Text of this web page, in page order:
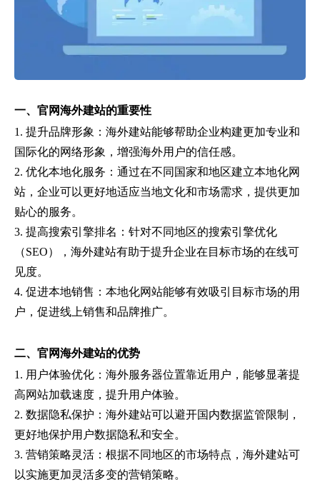
一、官网海外建站的重要性
1. 提升品牌形象：海外建站能够帮助企业构建更加专业和
国际化的网络形象，增强海外用户的信任感。
2. 优化本地化服务：通过在不同国家和地区建立本地化网
站，企业可以更好地适应当地文化和市场需求，提供更加
贴心的服务。
3. 提高搜索引擎排名：针对不同地区的搜索引擎优化
（SEO），海外建站有助于提升企业在目标市场的在线可
见度。
4. 促进本地销售：本地化网站能够有效吸引目标市场的用
户，促进线上销售和品牌推广。
二、官网海外建站的优势
1. 用户体验优化：海外服务器位置靠近用户，能够显著提
高网站加载速度，提升用户体验。
2. 数据隐私保护：海外建站可以避开国内数据监管限制，
更好地保护用户数据隐私和安全。
3. 营销策略灵活：根据不同地区的市场特点，海外建站可
以实施更加灵活多变的营销策略。